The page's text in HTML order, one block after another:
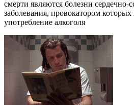
смерти являются болезни сердечно-
заболевания, провокатором которых
употребление алкоголя